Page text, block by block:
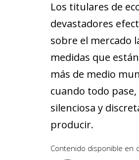
Los titulares de
devastadores
sobre el mercado
medidas que
más de medio
cuando todo
silenciosa y
producir.
Contenido disponible en